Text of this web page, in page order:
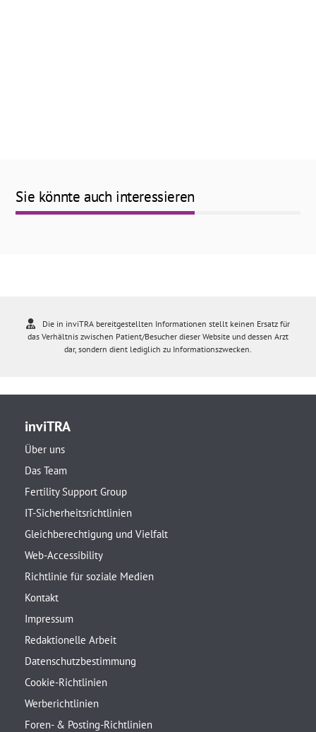
Sie könnte auch interessieren
Die in inviTRA bereitgestellten Informationen stellt keinen Ersatz für
das Verhältnis zwischen Patient/Besucher dieser Website und dessen Arzt
dar, sondern dient lediglich zu Informationszwecken.
inviTRA
Über uns
Das Team
Fertility Support Group
IT-Sicherheitsrichtlinien
Gleichberechtigung und Vielfalt
Web-Accessibility
Richtlinie für soziale Medien
Kontakt
Impressum
Redaktionelle Arbeit
Datenschutzbestimmung
Cookie-Richtlinien
Werberichtlinien
Foren- & Posting-Richtlinien